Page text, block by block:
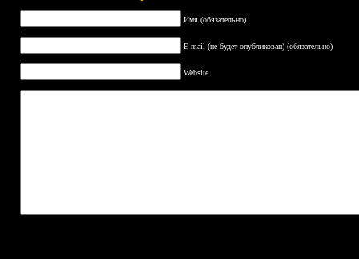
Имя (обязательно)
E-mail (не будет опубликован) (обязательно)
Website